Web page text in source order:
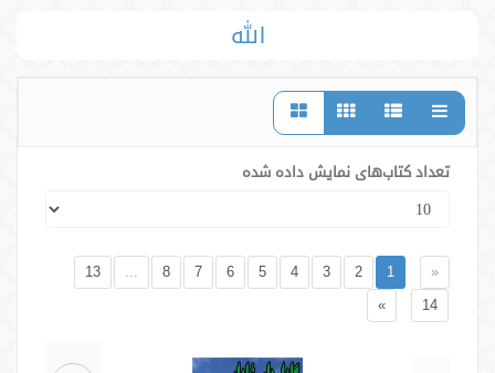
الله
تعداد کتاب‌های نمایش داده شده
«
1
2
3
4
5
6
7
8
...
13
14
»